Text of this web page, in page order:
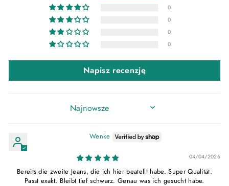
0
0
0
0
Napisz recenzję
SORT BY
Wenke
04/04/2026
Bereits die zweite Jeans, die ich hier beatellt habe. Super Qualität.
Passt exakt. Bleibt tief schwarz. Genau was ich gesucht habe.